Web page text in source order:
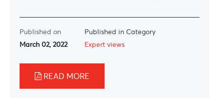
Published on
March 02, 2022
Published in Category
Expert views
READ MORE